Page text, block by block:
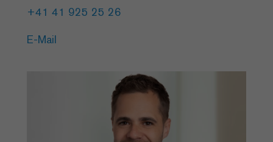
+41 41 925 25 26
E-Mail